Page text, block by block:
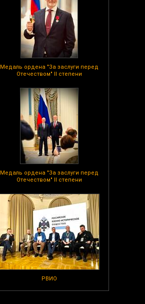
Медаль ордена "За заслуги перед
Отечеством" II степени
Медаль ордена "За заслуги перед
Отечеством" II степени
РВИО